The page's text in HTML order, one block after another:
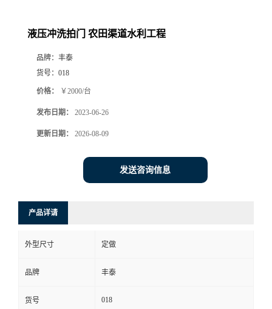
液压冲洗拍门 农田渠道水利工程
品牌： 丰泰
货号： 018
价格： ￥2000/台
发布日期： 2023-06-26
更新日期： 2026-08-09
发送咨询信息
产品详请
外型尺寸 定做
品牌 丰泰
货号 018